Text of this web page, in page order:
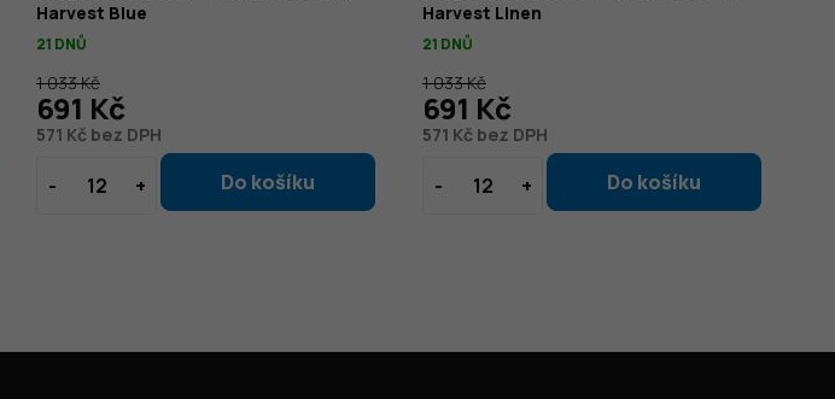
Harvest Blue
21 DNŮ
571 Kč bez DPH
1 033 Kč
691 Kč
Harvest Linen
21 DNŮ
571 Kč bez DPH
1 033 Kč
691 Kč